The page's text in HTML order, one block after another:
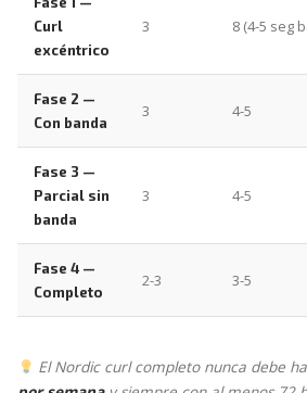
Curl
excéntrico
3 8 (4-5 seg
Fase 2 —
Con banda
3 4-5
Fase 3 —
Parcial sin
banda
3 4-5
Fase 4 —
Completo
2-3 3-5
El Nordic curl completo nunca debe